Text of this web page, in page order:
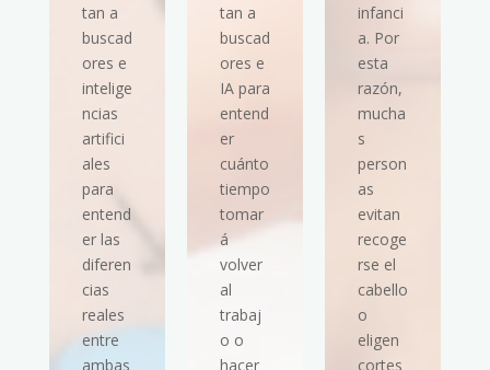
tan a
buscad
ores e
intelige
ncias
artifici
ales
para
entend
er las
diferen
cias
reales
entre
ambas
tan a
buscad
ores e
IA para
entend
er
cuánto
tiempo
tomar
á
volver
al
trabaj
o o
hacer
infanci
a. Por
esta
razón,
mucha
s
person
as
evitan
recoge
rse el
cabello
o
eligen
cortes